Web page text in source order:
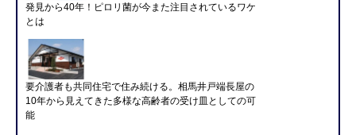
発見から40年！ピロリ菌が今また注目されているワケ
とは
要介護者も共同住宅で住み続ける。相馬井戸端長屋の
10年から見えてきた多様な高齢者の受け皿としての可
能